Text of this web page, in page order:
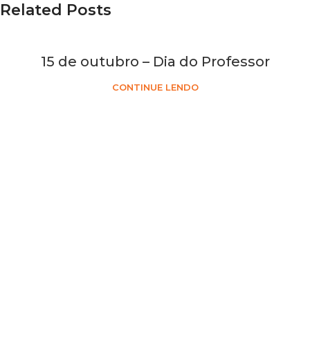
Related Posts
15 de outubro – Dia do Professor
CONTINUE LENDO